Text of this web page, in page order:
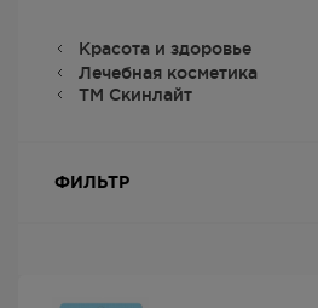
Красота и здоровье
Лечебная косметика
ТМ Скинлайт
ФИЛЬТР